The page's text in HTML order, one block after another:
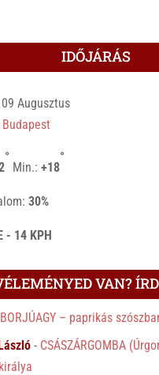
IDŐJÁRÁS
Augusztus
°
Min.: +18
°
30%
- 14 KPH
VAN?
BORJÚAGY – paprikás
- CSÁSZÁRGOMBA